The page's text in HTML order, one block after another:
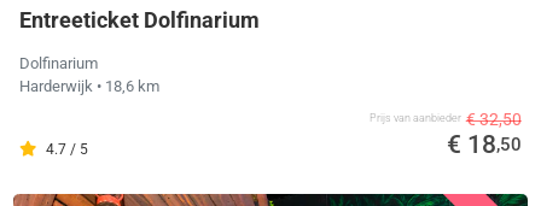
Entreeticket Dolfinarium
Dolfinarium
Harderwijk • 18,6 km
4.7 / 5
Prijs van aanbieder € 32,50
€ 18,50